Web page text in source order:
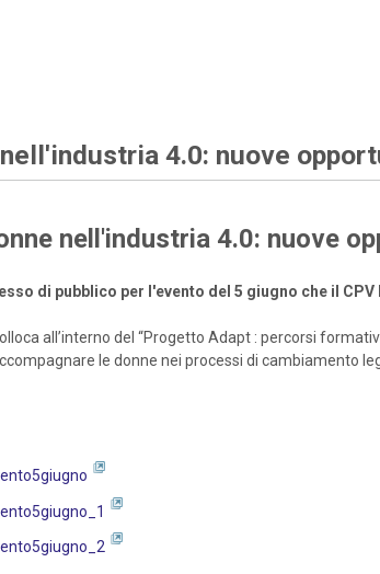
4.0: nuove
nell'industria 4.0: nuove
di pubblico per l'evento del 5 giugno che il
all’interno del “Progetto Adapt : percorsi
le donne nei processi di cambiamento